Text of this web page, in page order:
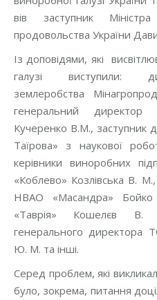
вів заступник
продовольства України
Із доповідями, які
галузі виступили:
землеробства
генеральний директор
Кучеренко В.М., заступник
Таїрова» з наукової
керівники виноробних
«Коблево» Козлівська В.
НВАО «Масандра»
«Таврія» Кошелєв В.
генерального
Ю. М. та інші.
Серед проблем, які
було, зокрема, питання